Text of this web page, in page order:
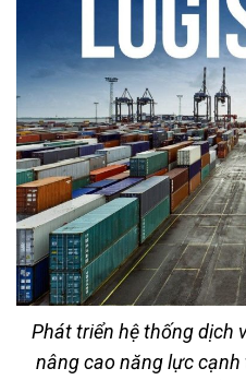
Phát triển hệ thống dịch
nâng cao năng lực